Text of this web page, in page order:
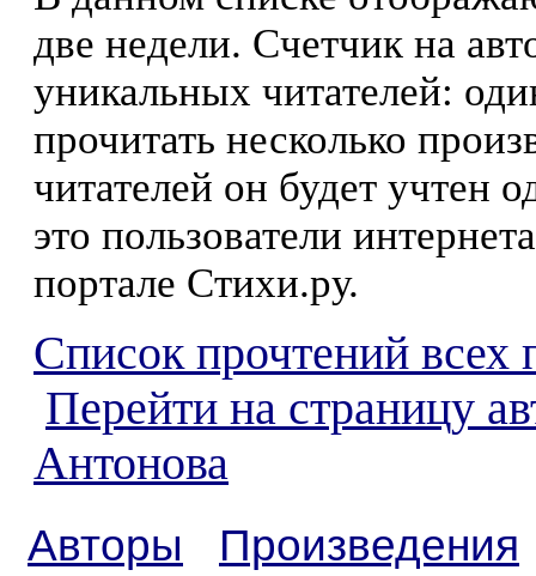
две недели. Счетчик на
уникальных читателей:
прочитать несколько
читателей он будет учтен
это пользователи
портале Стихи.ру.
Список прочтений всех
Перейти на страницу
Антонова
Авторы
Произведения